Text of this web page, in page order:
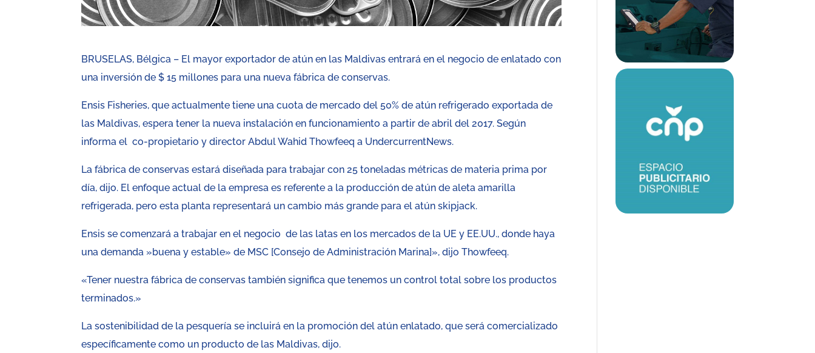
BRUSELAS, Bélgica – El mayor exportador de atún en las Maldivas entrará en el negocio de enlatado con
una inversión de $ 15 millones para una nueva fábrica de conservas.
Ensis Fisheries, que actualmente tiene una cuota de mercado del 50% de atún refrigerado exportada de
las Maldivas, espera tener la nueva instalación en funcionamiento a partir de abril del 2017. Según
informa el co-propietario y director Abdul Wahid Thowfeeq a UndercurrentNews.
La fábrica de conservas estará diseñada para trabajar con 25 toneladas métricas de materia prima por
día, dijo. El enfoque actual de la empresa es referente a la producción de atún de aleta amarilla
refrigerada, pero esta planta representará un cambio más grande para el atún skipjack.
Ensis se comenzará a trabajar en el negocio de las latas en los mercados de la UE y EE.UU., donde haya
una demanda »buena y estable» de MSC [Consejo de Administración Marina]», dijo Thowfeeq.
«Tener nuestra fábrica de conservas también significa que tenemos un control total sobre los productos
terminados.»
La sostenibilidad de la pesquería se incluirá en la promoción del atún enlatado, que será comercializado
específicamente como un producto de las Maldivas, dijo.